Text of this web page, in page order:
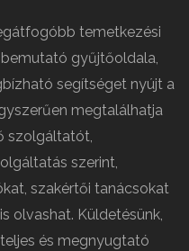
temetkezési
gyűjtőoldala,
segítséget nyújt a
megtalálhatja
szolgáltatót,
szerint,
szakértői tanácsokat
olvashat. Küldetésünk,
és megnyugtató